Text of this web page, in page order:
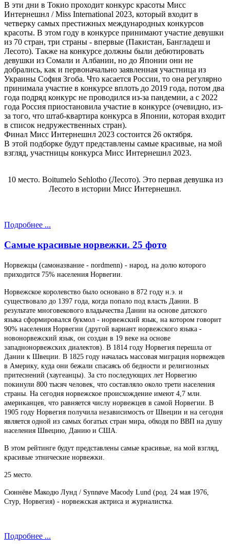
В эти дни в Токио проходит конкурс красоты Мисс
Интернешнл / Miss International 2023, который входит в
четверку самых престижных международных конкурсов
красоты. В этом году в конкурсе принимают участие девушки
из 70 стран, три страны - впервые (Пакистан, Бангладеш и
Лесото). Также на конкурсе должны были дебютировать
девушки из Сомали и Албании, но до Японии они не
добрались, как и первоначально заявленная участница из
Украины София Згоба. Что касается России, то она регулярно
принимала участие в конкурсе вплоть до 2019 года, потом два
года подряд конкурс не проводился из-за пандемии, а с 2022
года Россия приостановила участие в конкурсе (очевидно, из-
за того, что штаб-квартира конкурса в Японии, которая входит
в список недружественных стран).
Финал Мисс Интернешнл 2023 состоится 26 октября.
В этой подборке будут представлены самые красивые, на мой
взгляд, участницы конкурса Мисс Интернешнл 2023.
10 место. Boitumelo Sehlotho (Лесото). Это первая девушка из
Лесото в истории Мисс Интернешнл.
Подробнее ...
Самые красивые норвежки. 25 фото
Норвежцы (самоназвание - nordmenn) - народ, на долю которого
приходится 75% населения Норвегии.
Норвежское королевство было основано в 872 году н.э. и
существовало до 1397 года, когда попало под власть Дании. В
результате многовекового владычества Дании на основе датского
языка сформировался букмол - норвежский язык, на котором говорит
90% населения Норвегии (другой вариант норвежского языка -
новонорвежский язык, он создан в 19 веке на основе
западнонорвежских диалектов). В 1814 году Норвегия перешла от
Дании к Швеции. В 1825 году началась массовая миграция норвежцев
в Америку, куда они бежали спасаясь об бедности и религиозных
притеснений (хаугеанцы). За сто последующих лет Норвегию
покинули 800 тысяч человек, что составляло около трети населения
страны. На сегодня норвежское происхождение имеют 4,7 млн.
американцев, что равняется числу норвежцев в самой Норвегии. В
1905 году Норвегия получила независимость от Швеции и на сегодня
является одной из самых богатых стран мира, обходя по ВВП на душу
населения Швецию, Данию и США.
В этом рейтинге будут представлены самые красивые, на мой взгляд,
красивые этнические норвежки.
25 место.
Сюннёве Макодю Лунд / Synnøve Macody Lund (род. 24 мая 1976,
Стур, Норвегия) - норвежская актриса и журналистка.
Подробнее ...